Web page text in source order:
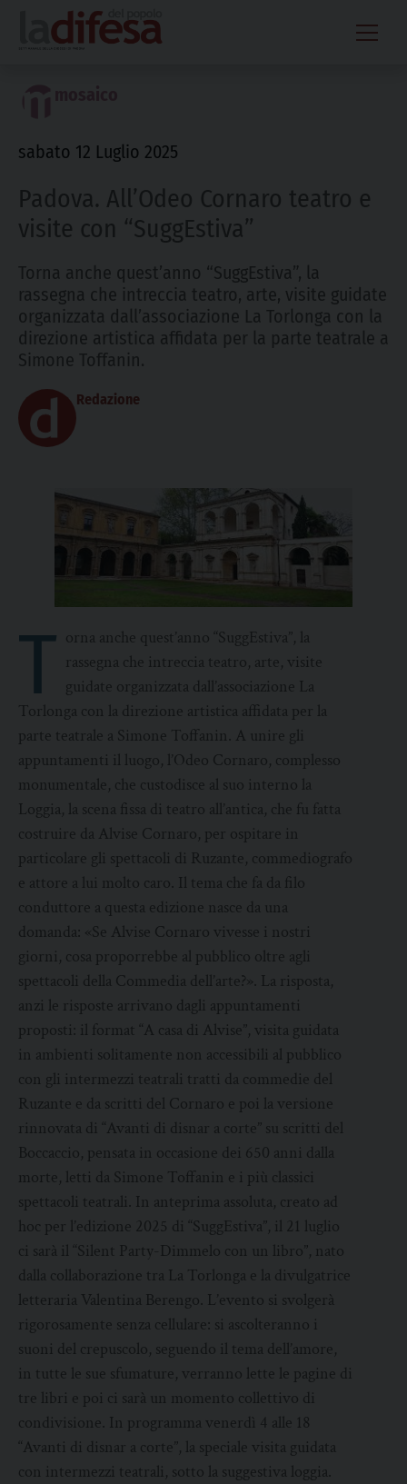
content
sabato 12 Luglio 2025
Padova. All’Odeo Cornaro teatro e
visite con “SuggEstiva”
Torna anche quest’anno “SuggEstiva”, la
rassegna che intreccia teatro, arte, visite guidate
organizzata dall’associazione La Torlonga con la
direzione artistica affidata per la parte teatrale a
Simone Toffanin.
Redazione
T orna anche quest’anno “SuggEstiva”, la
rassegna che intreccia teatro, arte, visite
guidate organizzata dall’associazione La
Torlonga con la direzione artistica affidata per la
parte teatrale a Simone Toffanin. A unire gli
appuntamenti il luogo, l’Odeo Cornaro, complesso
monumentale, che custodisce al suo interno la
Loggia, la scena fissa di teatro all’antica, che fu fatta
costruire da Alvise Cornaro, per ospitare in
particolare gli spettacoli di Ruzante, commediografo
e attore a lui molto caro. Il tema che fa da filo
conduttore a questa edizione nasce da una
domanda: «Se Alvise Cornaro vivesse i nostri
giorni, cosa proporrebbe al pubblico oltre agli
spettacoli della Commedia dell’arte?». La risposta,
anzi le risposte arrivano dagli appuntamenti
proposti: il format “A casa di Alvise”, visita guidata
in ambienti solitamente non accessibili al pubblico
con gli intermezzi teatrali tratti da commedie del
Ruzante e da scritti del Cornaro e poi la versione
rinnovata di “Avanti di disnar a corte” su scritti del
Boccaccio, pensata in occasione dei 650 anni dalla
morte, letti da Simone Toffanin e i più classici
spettacoli teatrali. In anteprima assoluta, creato ad
hoc per l’edizione 2025 di “SuggEstiva”, il 21 luglio
ci sarà il “Silent Party-Dimmelo con un libro”, nato
dalla collaborazione tra La Torlonga e la divulgatrice
letteraria Valentina Berengo. L’evento si svolgerà
rigorosamente senza cellulare: si ascolteranno i
suoni del crepuscolo, seguendo il tema dell’amore,
in tutte le sue sfumature, verranno lette le pagine di
tre libri e poi ci sarà un momento collettivo di
condivisione. In programma venerdì 4 alle 18
“Avanti di disnar a corte”, la speciale visita guidata
con intermezzi teatrali, sotto la suggestiva loggia.